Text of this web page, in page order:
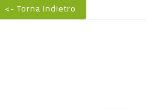
<- Torna Indietro